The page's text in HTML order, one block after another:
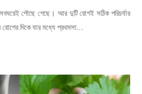
পৌছে গেছে। আর দুটি রোগই সঠিক পরিচর্যার
দিকে যার মধ্যে প্রথমসা…